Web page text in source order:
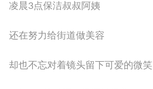
凌晨3点保洁叔叔阿姨
还在努力给街道做美容
却也不忘对着镜头留下可爱的微笑